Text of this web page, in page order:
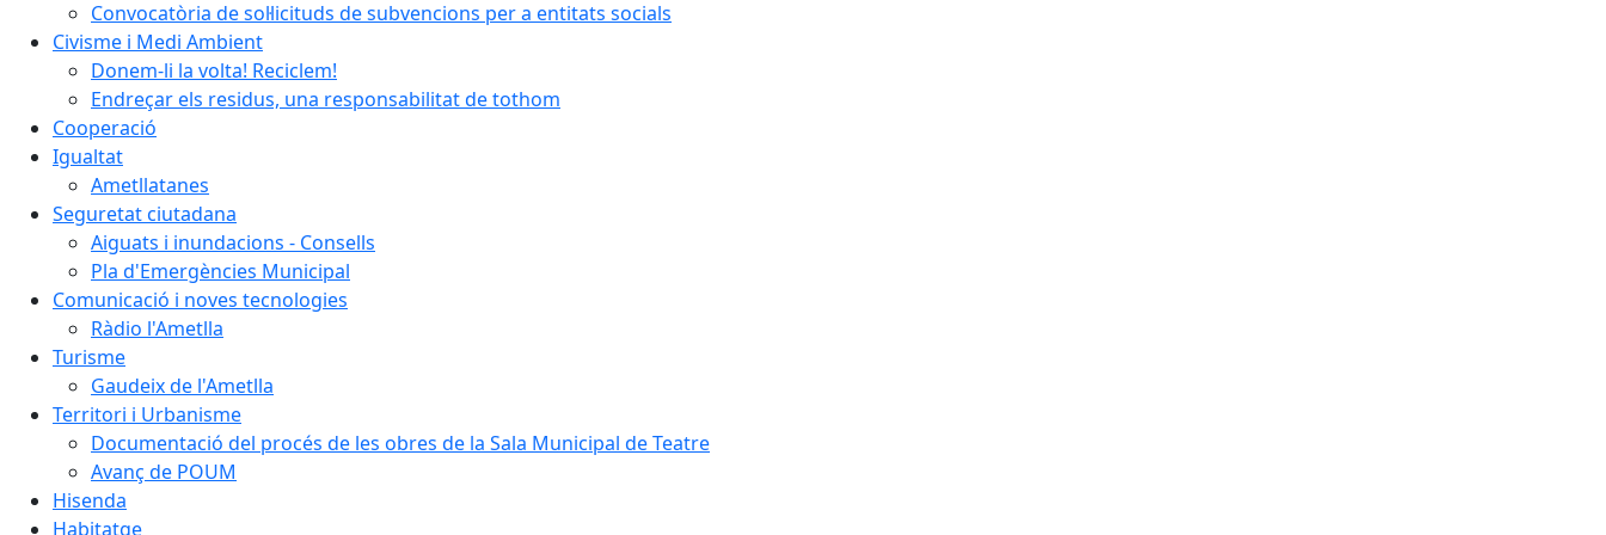
Convocatòria de sol·licituds de subvencions per a entitats socials
Civisme i Medi Ambient
Donem-li la volta! Reciclem!
Endreçar els residus, una responsabilitat de tothom
Cooperació
Igualtat
Ametllatanes
Seguretat ciutadana
Aiguats i inundacions - Consells
Pla d'Emergències Municipal
Comunicació i noves tecnologies
Ràdio l'Ametlla
Turisme
Gaudeix de l'Ametlla
Territori i Urbanisme
Documentació del procés de les obres de la Sala Municipal de Teatre
Avanç de POUM
Hisenda
Habitatge